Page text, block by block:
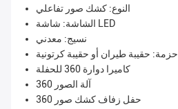
النوع: كشك صور تفاعلي
الشاشة: شاشة LED
نسيج: معدني
حزمة: حقيبة طيران أو حقيبة كرتونية
كاميرا دوارة 360 للحفلة
آلة الصور 360
حفل زفاف كشك صور 360